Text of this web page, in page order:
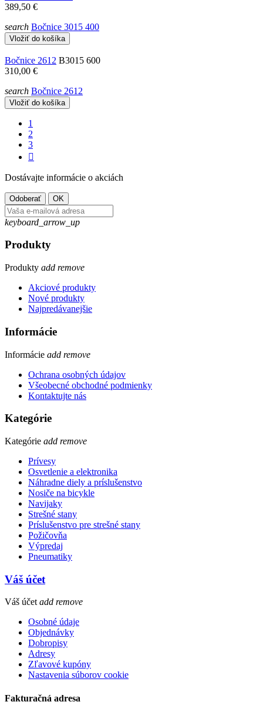
389,50 €
search Bočnice 3015 400
Vložiť do košíka
Bočnice 2612 B3015 600
310,00 €
search Bočnice 2612
Vložiť do košíka
1
2
3

Dostávajte informácie o akciách
keyboard_arrow_up
Produkty
Produkty add remove
Akciové produkty
Nové produkty
Najpredávanejšie
Informácie
Informácie add remove
Ochrana osobných údajov
Všeobecné obchodné podmienky
Kontaktujte nás
Kategórie
Kategórie add remove
Prívesy
Osvetlenie a elektronika
Náhradne diely a príslušenstvo
Nosiče na bicykle
Navijaky
Strešné stany
Príslušenstvo pre strešné stany
Požičovňa
Výpredaj
Pneumatiky
Váš účet
Váš účet add remove
Osobné údaje
Objednávky
Dobropisy
Adresy
Zľavové kupóny
Nastavenia súborov cookie
Fakturačná adresa